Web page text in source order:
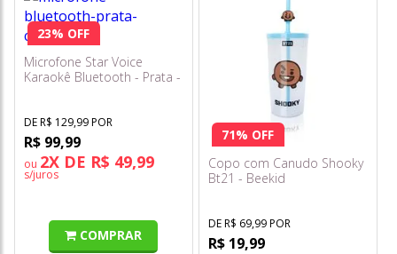
23% OFF
Microfone Star Voice
Karaokê Bluetooth - Prata -
DE R$ 129,99 POR
R$ 99,99
ou 2X DE R$ 49,99
s/juros
COMPRAR
71% OFF
Copo com Canudo Shooky
Bt21 - Beekid
DE R$ 69,99 POR
R$ 19,99